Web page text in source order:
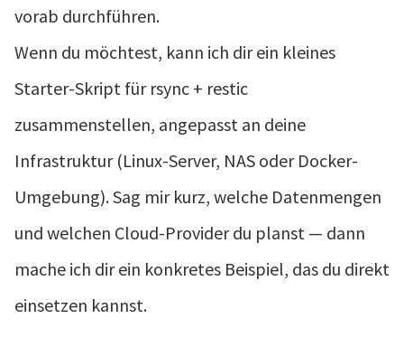
vorab durchführen.
Wenn du möchtest, kann ich dir ein kleines
Starter-Skript für rsync + restic
zusammenstellen, angepasst an deine
Infrastruktur (Linux-Server, NAS oder Docker-
Umgebung). Sag mir kurz, welche Datenmengen
und welchen Cloud-Provider du planst — dann
mache ich dir ein konkretes Beispiel, das du direkt
einsetzen kannst.